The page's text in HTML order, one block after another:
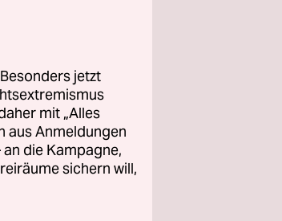
jetzt
mit „Alles
aus Anmeldungen
die Kampagne,
sichern will,